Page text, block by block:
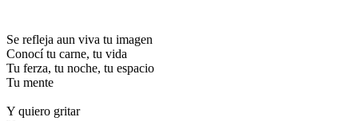
Se refleja aun viva tu imagen
Conocí tu carne, tu vida
Tu ferza, tu noche, tu espacio
Tu mente
Y quiero gritar